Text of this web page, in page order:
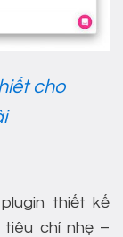
cho
thiết kế
chí nhẹ –